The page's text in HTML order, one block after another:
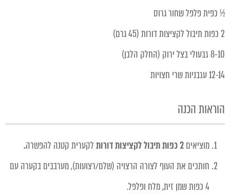
½ כפית פלפל שחור גרוס
2 כפות תיבול לקציצות דורות (45 גרם)
8-10 גבעולי בצל ירוק (החלק הלבן)
12-14 עגבניות שרי חצויות
הוראות הכנה
מוציאים2 כפות תיבול לקציצות דורות לקערית קטנה להפשרה.
חותכים את העוף לצורה הרצויה (שלם/רצועות), מערבבים בקערה עם
4 כפות שמן זית, מלח ופלפל.